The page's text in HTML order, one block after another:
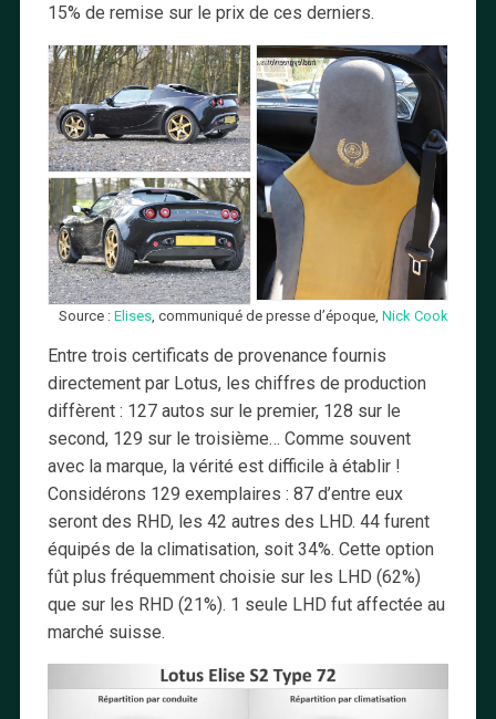
15% de remise sur le prix de ces derniers.
Source :Elises, communiqué de presse d’époque,Nick Cook
Entre trois certificats de provenance fournis
directement par Lotus, les chiffres de production
diffèrent : 127 autos sur le premier, 128 sur le
second, 129 sur le troisième… Comme souvent
avec la marque, la vérité est difficile à établir !
Considérons 129 exemplaires : 87 d’entre eux
seront des RHD, les 42 autres des LHD. 44 furent
équipés de la climatisation, soit 34%. Cette option
fût plus fréquemment choisie sur les LHD (62%)
que sur les RHD (21%). 1 seule LHD fut affectée au
marché suisse.